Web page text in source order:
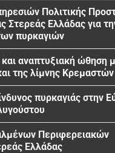
Πολιτικής
Στερεάς Ελλάδας για
πυρκαγιών
αναπτυξιακή ώθηση
της λίμνης Κρεμαστών
πυρκαγιάς στην
Περιφερειακών
Ελλάδας